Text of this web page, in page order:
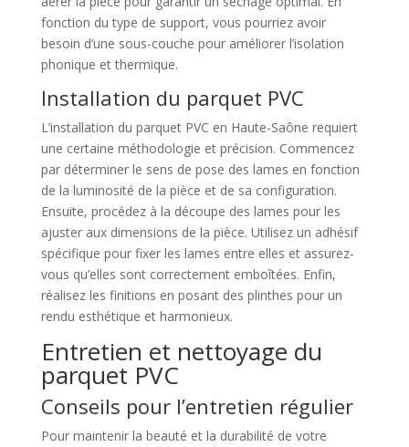
fonction du type de support, vous pourriez avoir
besoin d’une sous-couche pour améliorer l’isolation
phonique et thermique.
Installation du parquet PVC
L’installation du parquet PVC en Haute-Saône requiert
une certaine méthodologie et précision. Commencez
par déterminer le sens de pose des lames en fonction
de la luminosité de la pièce et de sa configuration.
Ensuite, procédez à la découpe des lames pour les
ajuster aux dimensions de la pièce. Utilisez un adhésif
spécifique pour fixer les lames entre elles et assurez-
vous qu’elles sont correctement emboîtées. Enfin,
réalisez les finitions en posant des plinthes pour un
rendu esthétique et harmonieux.
Entretien et nettoyage du
parquet PVC
Conseils pour l’entretien régulier
Pour maintenir la beauté et la durabilité de votre